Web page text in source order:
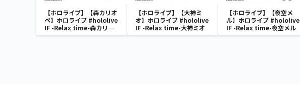
【ホロライブ】【森カリオ
ペ】ホロライブ #hololive
IF -Relax time-森カリオ
ペ Office style ver.
【ホロライブ】【大神ミ
オ】ホロライブ #hololive
IF -Relax time-大神ミオ
【ホロライブ】【夜空メ
ル】ホロライブ #hololive
IF -Relax time-夜空メル